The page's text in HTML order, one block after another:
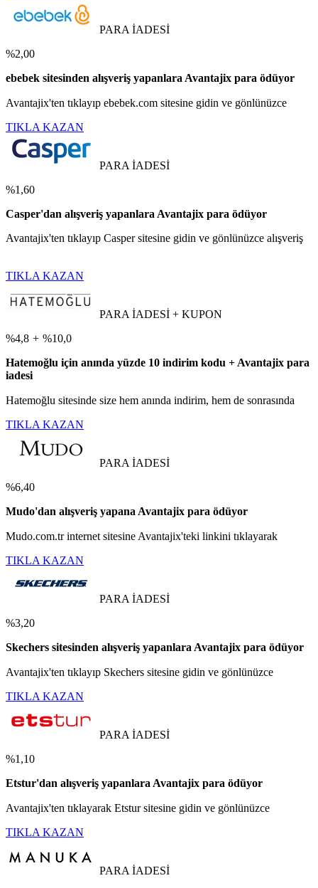
PARA İADESİ
%2,00
ebebek sitesinden alışveriş yapanlara Avantajix para ödüyor
Avantajix'ten tıklayıp ebebek.com sitesine gidin ve gönlünüzce
TIKLA KAZAN
PARA İADESİ
%1,60
Casper'dan alışveriş yapanlara Avantajix para ödüyor
Avantajix'ten tıklayıp Casper sitesine gidin ve gönlünüzce alışveriş
TIKLA KAZAN
PARA İADESİ + KUPON
%4,8 + %10,0
Hatemoğlu için anında yüzde 10 indirim kodu + Avantajix para
iadesi
Hatemoğlu sitesinde size hem anında indirim, hem de sonrasında
TIKLA KAZAN
PARA İADESİ
%6,40
Mudo'dan alışveriş yapana Avantajix para ödüyor
Mudo.com.tr internet sitesine Avantajix'teki linkini tıklayarak
TIKLA KAZAN
PARA İADESİ
%3,20
Skechers sitesinden alışveriş yapanlara Avantajix para ödüyor
Avantajix'ten tıklayıp Skechers sitesine gidin ve gönlünüzce
TIKLA KAZAN
PARA İADESİ
%1,10
Etstur'dan alışveriş yapanlara Avantajix para ödüyor
Avantajix'ten tıklayarak Etstur sitesine gidin ve gönlünüzce
TIKLA KAZAN
PARA İADESİ